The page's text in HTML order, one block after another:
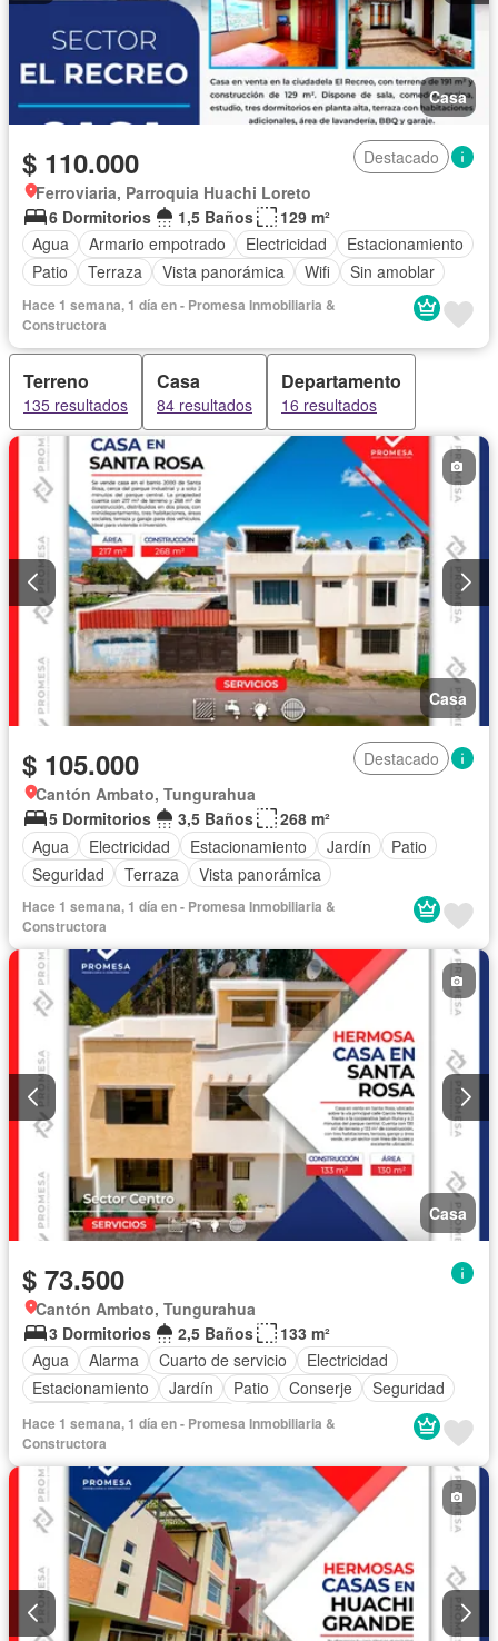
Casa
$ 110.000
Destacado
Ferroviaria, Parroquia Huachi Loreto
6 Dormitorios
1,5 Baños
129 m²
Agua
Armario empotrado Electricidad
Estacionamiento
Patio
Terraza Vista panorámica Wifi Sin amoblar
Hace 1 semana, 1 día en - Promesa Inmobiliaria &
Constructora
Terreno
135 resultados
Casa
84 resultados
Departamento
16 resultados
Casa
$ 105.000
Destacado
Cantón Ambato, Tungurahua
5 Dormitorios
3,5 Baños
268 m²
Agua
Electricidad Estacionamiento Jardín
Patio
Seguridad
Terraza Vista panorámica
Hace 1 semana, 1 día en - Promesa Inmobiliaria &
Constructora
Casa
$ 73.500
Cantón Ambato, Tungurahua
3 Dormitorios
2,5 Baños
133 m²
Agua
Alarma Cuarto de servicio
Electricidad
Estacionamiento
Jardín Patio Conserje
Seguridad
Terraza
Vista panorámica Sin amoblar
Hace 1 semana, 1 día en - Promesa Inmobiliaria &
Constructora